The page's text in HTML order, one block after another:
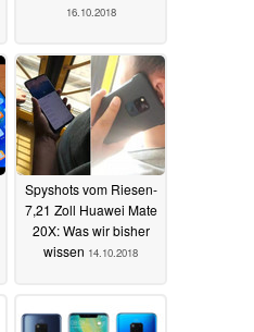
16.10.2018
Spyshots vom Riesen-
7,21 Zoll Huawei Mate
20X: Was wir bisher
wissen 14.10.2018